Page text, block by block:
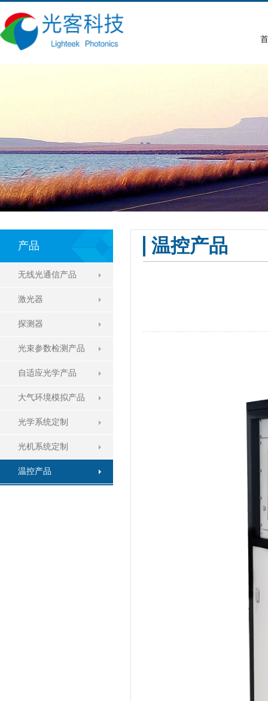
产品
无线光通信产品
激光器
探测器
光束参数检测产品
自适应光学产品
大气环境模拟产品
光学系统定制
光机系统定制
温控产品
温控产品